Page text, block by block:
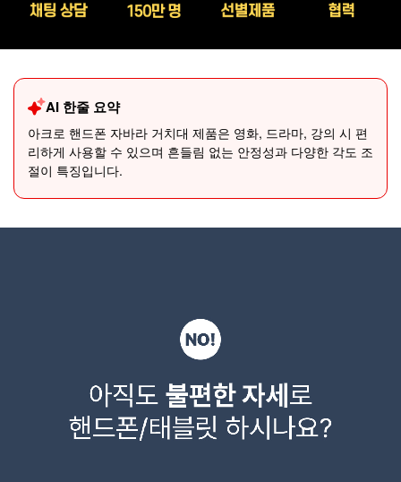
AI 한줄 요약
아크로 핸드폰 자바라 거치대 제품은 영화, 드라마, 강의 시 편
리하게 사용할 수 있으며 흔들림 없는 안정성과 다양한 각도 조
절이 특징입니다.